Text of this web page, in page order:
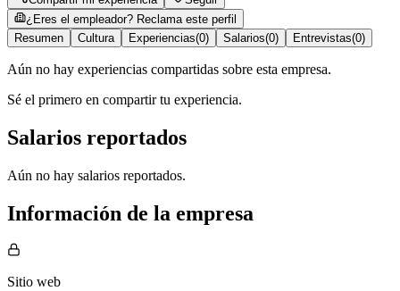
¿Eres el empleador? Reclama este perfil
Resumen
Cultura Experiencias(0) Salarios(0) Entrevistas(0)
Aún no hay experiencias compartidas sobre esta empresa.
Sé el primero en compartir tu experiencia.
Salarios reportados
Aún no hay salarios reportados.
Información de la empresa
Sitio web